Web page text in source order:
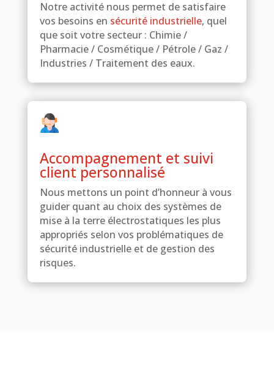
Notre activité nous permet de satisfaire
vos besoins en sécurité industrielle, quel
que soit votre secteur : Chimie /
Pharmacie / Cosmétique / Pétrole / Gaz /
Industries / Traitement des eaux.
Accompagnement et suivi
client personnalisé
Nous mettons un point d’honneur à vous
guider quant au choix des systèmes de
mise à la terre électrostatiques les plus
appropriés selon vos problématiques de
sécurité industrielle et de gestion des
risques.